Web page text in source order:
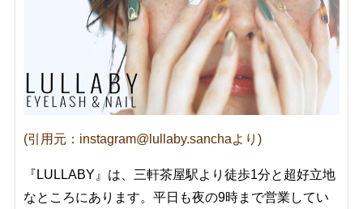
(引用元：instagram@lullaby.sanchaより)
『LULLABY』は、三軒茶屋駅より徒歩1分と超好立地
なところにあります。平日も夜の9時まで営業してい